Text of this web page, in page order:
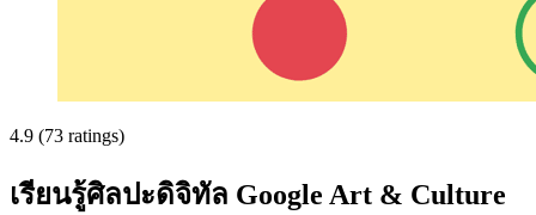
4.9 (73 ratings)
เรียนรู้ศิลปะดิจิทัล Google Art & Culture